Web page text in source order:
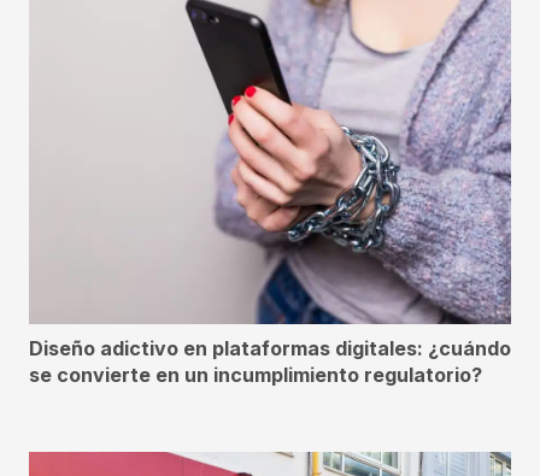
Diseño adictivo en plataformas digitales: ¿cuándo
se convierte en un incumplimiento regulatorio?